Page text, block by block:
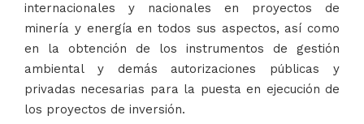
internacionales y nacionales en proyectos de
minería y energía en todos sus aspectos, así como
en la obtención de los instrumentos de gestión
ambiental y demás autorizaciones públicas y
privadas necesarias para la puesta en ejecución de
los proyectos de inversión.